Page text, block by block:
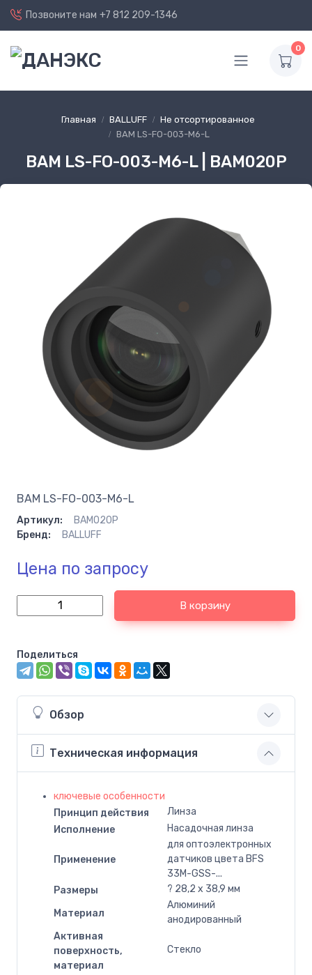
Позвоните нам +7 812 209-1346
0
Главная BALLUFF
Не отсортированное
BAM LS-FO-003-M6-L
BAM LS-FO-003-M6-L | BAM020P
BAM LS-FO-003-M6-L
Артикул:
BAM020P
Бренд:
BALLUFF
Цена по запросу
В корзину
Поделиться
Обзор
Техническая информация
ключевые особенности
Принцип действия
Линза
Исполнение
Насадочная линза
Применение
для оптоэлектронных
датчиков цвета BFS
33M-GSS-...
Размеры
? 28,2 x 38,9 мм
Материал
Алюминий
анодированный
Активная
поверхность,
материал
Cтекло